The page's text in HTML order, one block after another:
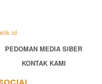
PEDOMAN MEDIA SIBER
KONTAK KAMI